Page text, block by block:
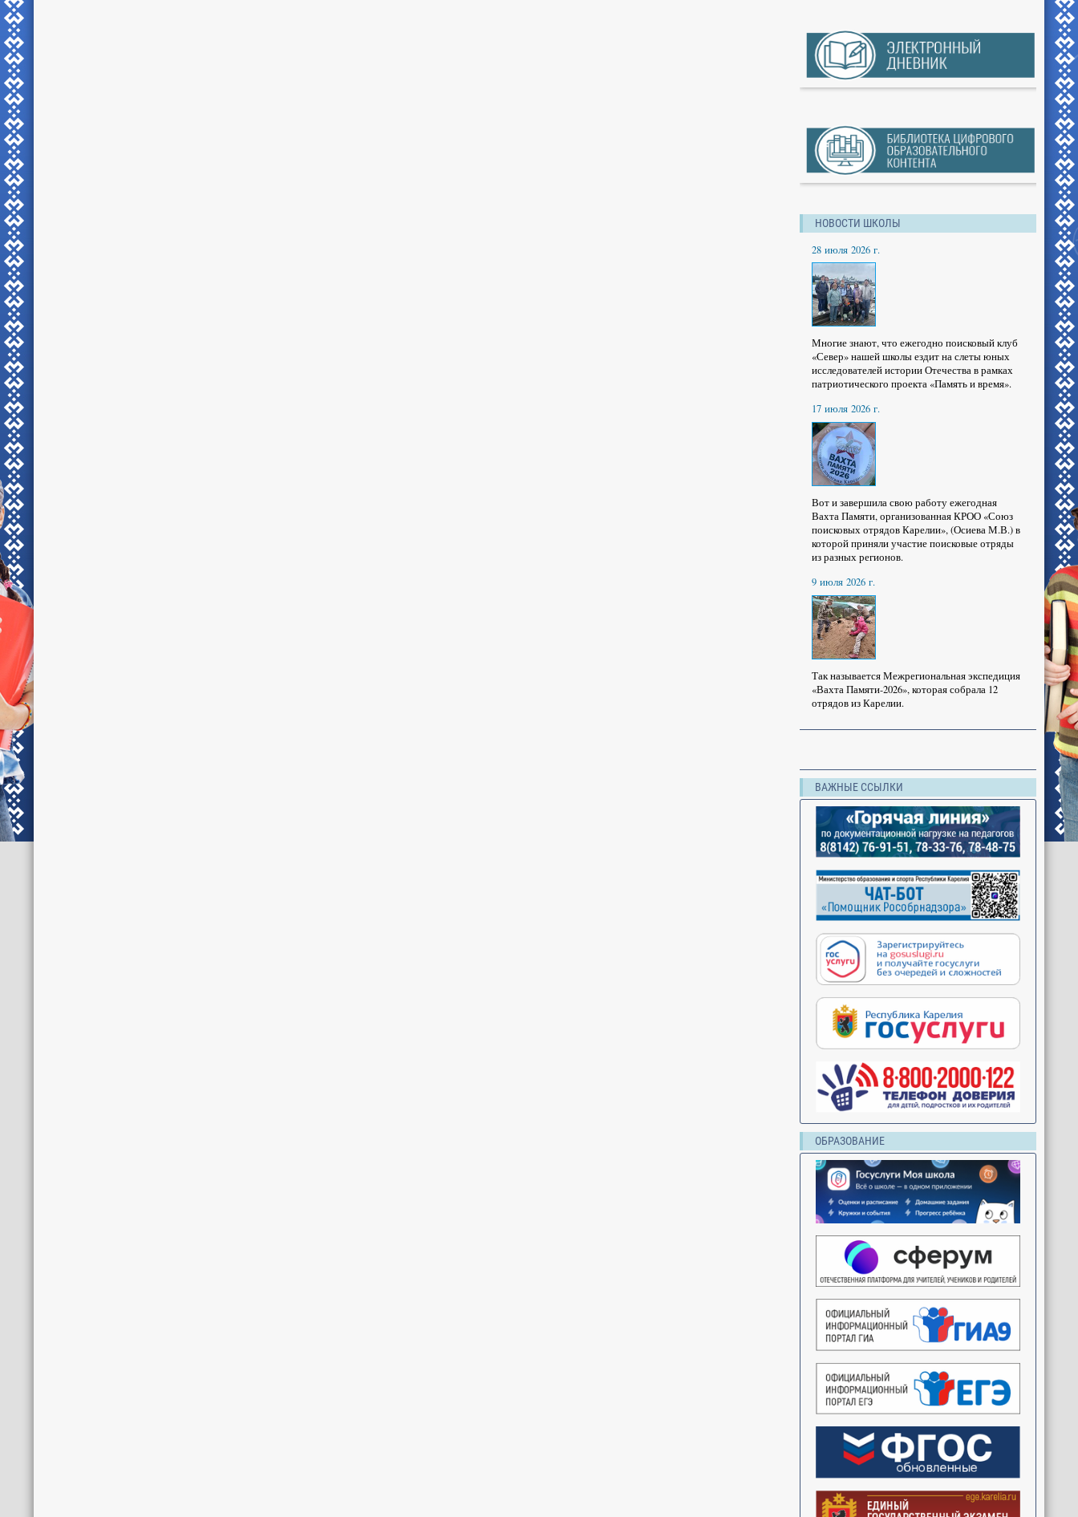
НОВОСТИ ШКОЛЫ
28 июля 2026 г.
Многие знают, что ежегодно поисковый клуб
«Север» нашей школы ездит на слеты юных
исследователей истории Отечества в рамках
патриотического проекта «Память и время».
17 июля 2026 г.
Вот и завершила свою работу ежегодная
Вахта Памяти, организованная КРОО «Союз
поисковых отрядов Карелии», (Осиева М.В.) в
которой приняли участие поисковые отряды
из разных регионов.
9 июля 2026 г.
Так называется Межрегиональная экспедиция
«Вахта Памяти-2026», которая собрала 12
отрядов из Карелии.
ВАЖНЫЕ ССЫЛКИ
ОБРАЗОВАНИЕ